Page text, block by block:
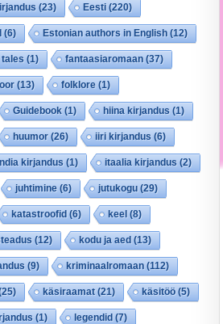
(23) Eesti (220)
(6) Estonian authors in English (12)
(1) fantaasiaromaan (37)
(13) folklore (1)
Guidebook (1) hiina kirjandus (1)
huumor(26) iiri kirjandus (6)
kirjandus (1) itaalia kirjandus (2)
juhtimine (6) jutukogu (29)
katastroofid (6) keel (8)
(12) kodu ja aed (13)
(9) kriminaalromaan (112)
käsiraamat(21) käsitöö (5)
(1) legendid (7)